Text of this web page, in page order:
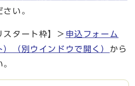
い。
スタート枠】＞ 申込フォーム
（別ウインドウで開く） から